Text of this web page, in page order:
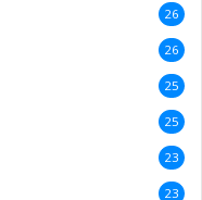
26
26
25
25
23
23